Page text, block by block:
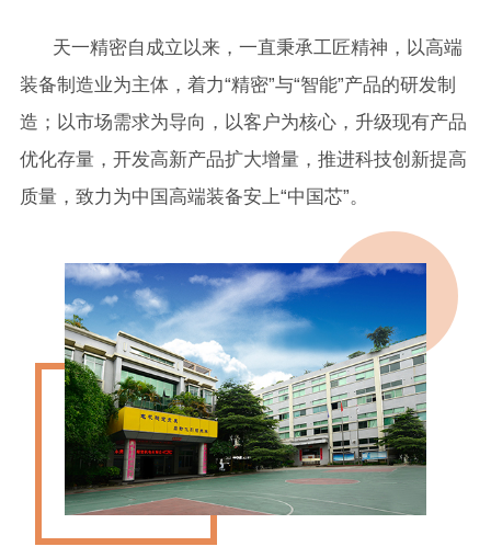
天一精密自成立以来，一直秉承工匠精神，以高端
装备制造业为主体，着力“精密”与“智能”产品的研发制
造；以市场需求为导向，以客户为核心，升级现有产品
优化存量，开发高新产品扩大增量，推进科技创新提高
质量，致力为中国高端装备安上“中国芯”。